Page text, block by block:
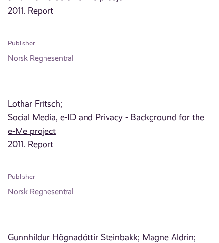
2011. Report
Publisher
Norsk Regnesentral
Lothar Fritsch;
Social Media, e-ID and Privacy - Background for the
e-Me project
2011. Report
Publisher
Norsk Regnesentral
Gunnhildur Högnadóttir Steinbakk; Magne Aldrin;